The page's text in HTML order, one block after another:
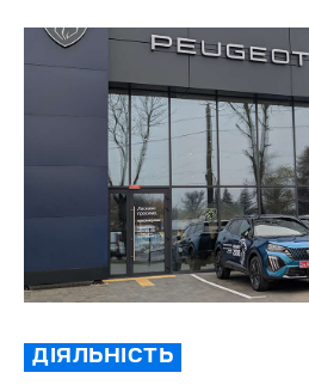
ДІЯЛЬНІСТЬ